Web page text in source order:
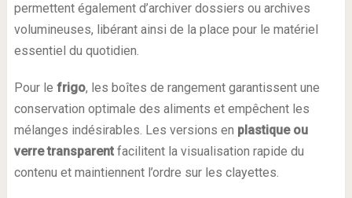
permettent également d’archiver dossiers ou archives
volumineuses, libérant ainsi de la place pour le matériel
essentiel du quotidien.
Pour le frigo, les boîtes de rangement garantissent une
conservation optimale des aliments et empêchent les
mélanges indésirables. Les versions en plastique ou
verre transparentfacilitent la visualisation rapide du
contenu et maintiennent l’ordre sur les clayettes.